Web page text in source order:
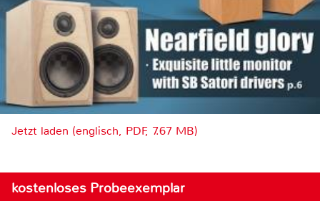
Jetzt laden (englisch, PDF, 7.67 MB)
kostenloses Probeexemplar